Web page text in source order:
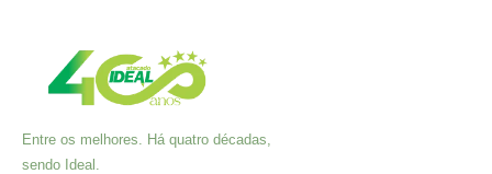
Entre os melhores. Há quatro décadas,
sendo Ideal.